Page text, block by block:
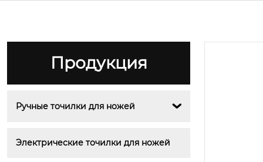
Продукция
Ручные точилки для ножей 
Электрические точилки для ножей